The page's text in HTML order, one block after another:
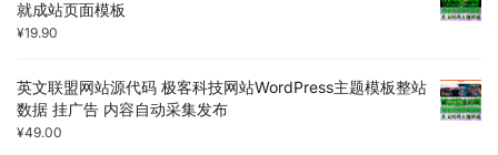
就成站页面模板
¥19.90
英文联盟网站源代码 极客科技网站WordPress主题模板整站
数据 挂广告 内容自动采集发布
¥49.00